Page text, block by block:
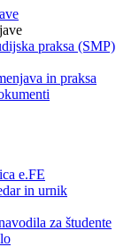
praksa (SMP)
in praksa
e.FE
in urnik
za študente